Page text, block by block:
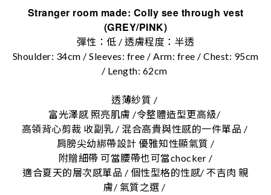
Stranger room made: Colly see through vest
(GREY/PINK)
彈性：低 / 透膚程度：半透
Shoulder: 34cm / Sleeves: free / Arm: free / Chest: 95cm
/ Length: 62cm
透薄紗質 /
富光澤感 照亮肌膚 /令整體造型更高級/
高領背心剪裁 收副乳 / 混合高貴與性感的一件單品 /
肩膀尖幼綁帶設計 優雅知性顯氣質 /
附贈細帶 可當腰帶也可當chocker /
適合夏天的層次感單品 / 個性型格的性感/ 不吉肉 親
膚/ 氣質之選 /